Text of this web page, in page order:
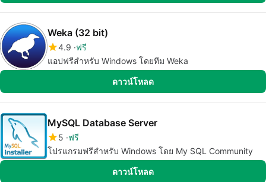
Weka (32 bit)
4.9 ฟรี
แอปฟรีสำหรับ Windows โดยทีม Weka
ดาวน์โหลด
MySQL Database Server
5 ฟรี
โปรแกรมฟรีสำหรับ Windows โดย My SQL Community
ดาวน์โหลด